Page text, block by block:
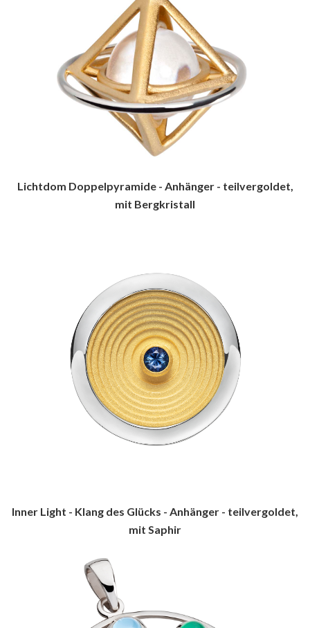
Lichtdom Doppelpyramide - Anhänger - teilvergoldet,
mit Bergkristall
Inner Light - Klang des Glücks - Anhänger - teilvergoldet,
mit Saphir